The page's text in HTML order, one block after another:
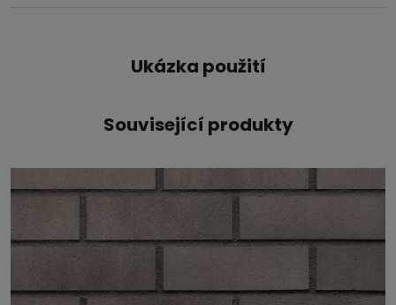
Ukázka použití
Související produkty